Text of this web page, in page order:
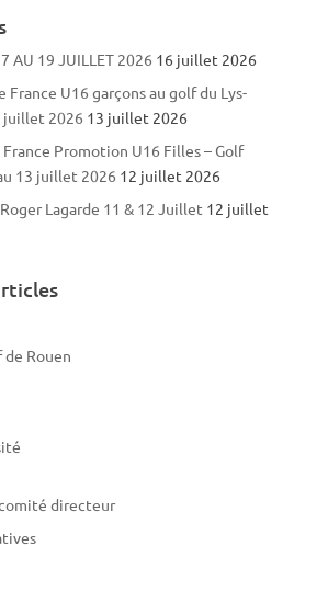
AU 19 JUILLET 2026 16 juillet 2026
France U16 garçons au golf du Lys-
juillet 2026 13 juillet 2026
Promotion U16 Filles – Golf
13 juillet 2026 12 juillet 2026
Lagarde 11 & 12 Juillet 12 juillet
Rouen
directeur